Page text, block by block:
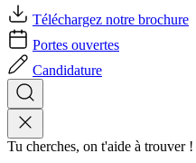
Téléchargez notre brochure
Portes ouvertes
Candidature
Tu cherches, on t'aide à trouver !